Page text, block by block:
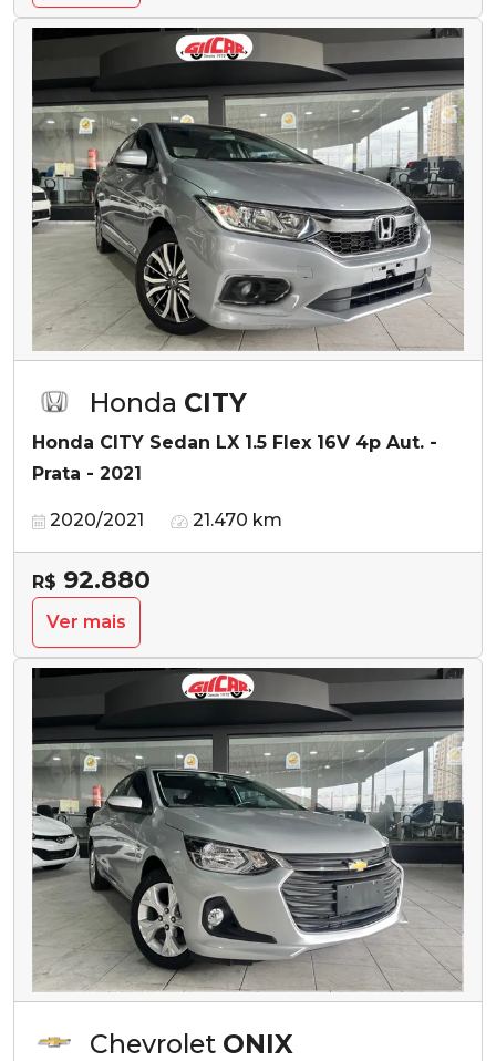
Honda CITY
Honda CITY Sedan LX 1.5 Flex 16V 4p Aut. -
Prata - 2021
2020/2021 21.470 km
R$ 92.880
Ver mais
Chevrolet ONIX